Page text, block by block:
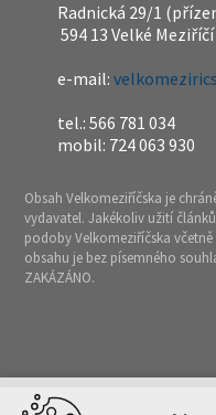
Radnická 29/1
594 13 Velké Meziříčí
e-mail:
tel.: 566 781 034
mobil: 724 063 930
Obsah Velkomeziříčska je
vydavatel. Jakékoliv užití
podoby Velkomeziříčska
obsahu je bez písemného
ZAKÁZÁNO.